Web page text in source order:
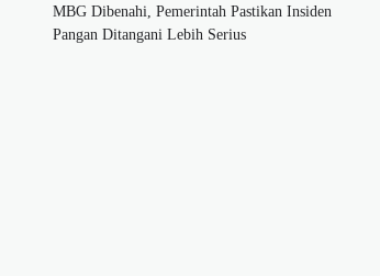
MBG Dibenahi, Pemerintah Pastikan Insiden
Pangan Ditangani Lebih Serius